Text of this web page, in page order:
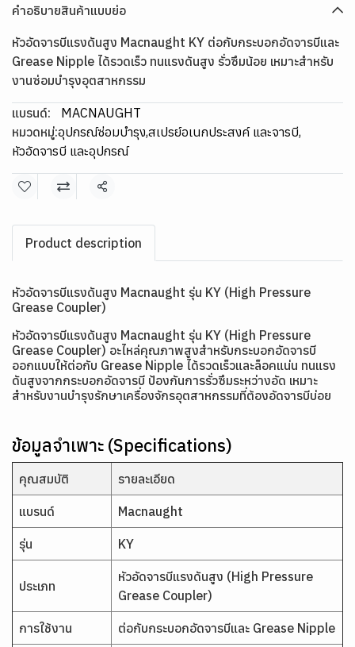
คำอธิบายสินค้าแบบย่อ
หัวอัดจารบีแรงดันสูง Macnaught KY ต่อกับกระบอกอัดจารบีและ
Grease Nipple ได้รวดเร็ว ทนแรงดันสูง รั่วซึมน้อย เหมาะสำหรับ
งานซ่อมบำรุงอุตสาหกรรม
แบรนด์:
MACNAUGHT
หมวดหมู่:อุปกรณ์ซ่อมบำรุง,สเปรย์อเนกประสงค์ และจารบี,
หัวอัดจารบี และอุปกรณ์
แชร์
Product description
หัวอัดจารบีแรงดันสูง Macnaught รุ่น KY (High Pressure
Grease Coupler)
หัวอัดจารบีแรงดันสูง Macnaught รุ่น KY (High Pressure
Grease Coupler) อะไหล่คุณภาพสูงสำหรับกระบอกอัดจารบี
ออกแบบให้ต่อกับ Grease Nipple ได้รวดเร็วและล็อคแน่น ทนแรง
ดันสูงจากกระบอกอัดจารบี ป้องกันการรั่วซึมระหว่างอัด เหมาะ
สำหรับงานบำรุงรักษาเครื่องจักรอุตสาหกรรมที่ต้องอัดจารบีบ่อย
ข้อมูลจำเพาะ (Specifications)
คุณสมบัติ รายละเอียด
แบรนด์ Macnaught
รุ่น KY
ประเภท
หัวอัดจารบีแรงดันสูง (High Pressure
Grease Coupler)
การใช้งาน ต่อกับกระบอกอัดจารบีและ Grease Nipple